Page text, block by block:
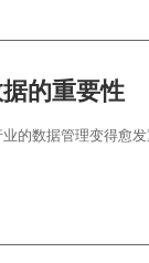
的重要性
的数据管理变得愈